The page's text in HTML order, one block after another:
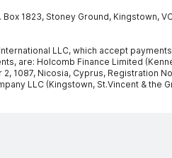
1823, Stoney Ground, Kingstown,
LLC, which accept
are: Holcomb Finance Limited
2, 1087, Nicosia, Cyprus, Registration
LLC (Kingstown, St.Vincent & the